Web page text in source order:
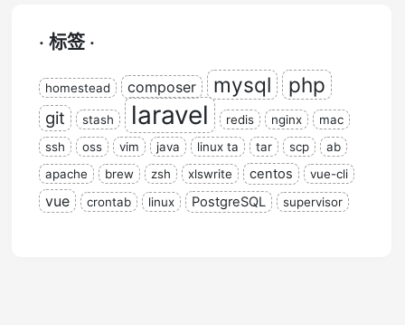
· 标签 ·
homestead composer mysql php
git stash laravel redis nginx
mac
ssh
oss vim java linux ta tar scp
ab
apache
brew zsh xlswrite centos vue-cli
vue crontab linux PostgreSQL supervisor